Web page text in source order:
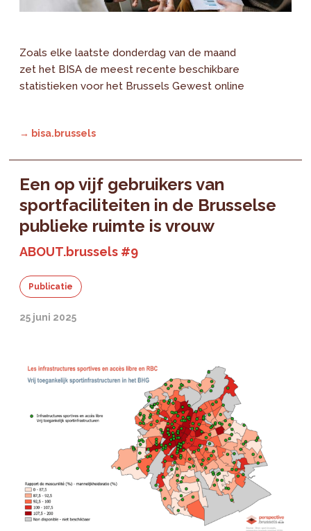
Zoals elke laatste donderdag van de maand
zet het BISA de meest recente beschikbare
statistieken voor het Brussels Gewest online
→ bisa.brussels
Een op vijf gebruikers van
sportfaciliteiten in de Brusselse
publieke ruimte is vrouw
ABOUT.brussels #9
Publicatie
25 juni 2025